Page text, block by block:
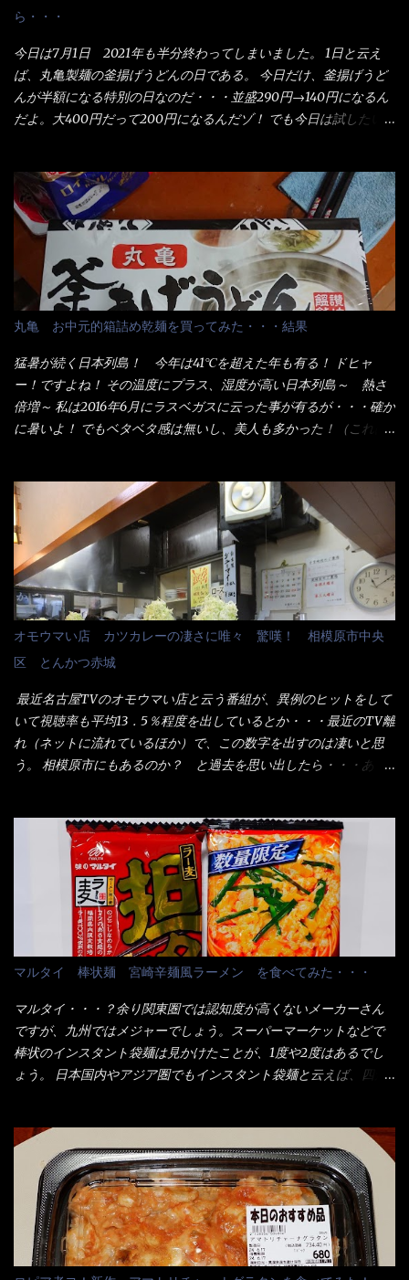
ら・・・
今日は7月1日 2021年も半分終わってしまいました。 1日と云え
ば、丸亀製麺の釜揚げうどんの日である。 今日だけ、釜揚げうど
んが半額になる特別の日なのだ・・・並盛290円→140円になるん
だよ。大400円だって200円になるんだゾ！ でも今日は試したい
でる～ でもコレって食べきるまで湯に浸かっているわけで、最
初と最後では麺の固さというかコシが違う！ だったら湯なんか要
らないじゃん！ 茹で上げ直後の麺だけいいよ！となるでしょ
う。 事前にググって調べたら、やっぱり＜湯無し＞注文は、裏注
文方法としてあるらしい。 それと店員によっては、理解出来ない
者も居るらしい云う事。 そこでランチ混雑前に、行くのが店への
配慮でもある。 11:20 店内に入り・・・『釜揚げうどん得を湯ナ
シで！』と注文したら、近場にいたオッサン店員はキョトンとし
た顔『湯なし？』（これだ全く理解していないな） すると茹で方
の若い女性店員が『いい！いい！！』とオッサンを向こうへやっ
た。 でサッサと、木桶を用意してうどんだけ入れて出して来まし
た。 な～るほど、この事か・・・ で今日の2021年後半1回目のサ
＞サイズを食べられるか？である。 前回も、大しか食べていない
からね、得がどれくらいの満腹度になるのか？ この得サイズの木
桶は、銭湯で使う洗い桶サイズだなぁ～ この木桶サイズに、満々
と湯が注がれていたら食べ進むうちに、麺が伸びてしまうだろ
う。 これなら茹で上がった直後のままで、食べ進められるじゃな
いか！ 別皿で、葱と天かすを満タンに用意して、山葵も2つ。 そ
れに湯が無い利点として、汁が薄まらない！ これだよ、こ
れ！！ 湯があると、うどんと共に汁の方へ湯までも入ってしま
う。つまりラーメンの麺にスープが絡む現象ですな。 結局、伸び
ずに汁も薄らむこともなく・・最後の方で＜だし汁＞を少し追加
しました。 腹イッパイだけど、得サイズは全てお腹の中へ収まっ
たし満足達成度100％ 苦しいと云う事も無いな！ まだ鶏天1個位
は入りそうだね。 と云う事で、今回＜釜揚げうどんの湯無し＞を
試したら、確...
丸亀 お中元的箱詰め乾麺を買ってみた・・・結果
猛暑が続く日本列島！ 今年は41℃を超えた年も有る！ ドヒャ
ー！ですよね！ その温度にプラス、湿度が高い日本列島～ 熱さ
倍増～ 私は2016年6月にラスベガスに云った事が有るが・・・確か
に暑いよ！ でもベタベタ感は無いし、美人も多かった！（これは
中元は、丁度お盆の夏場に日頃お世話になっている方への＜ご挨
拶＞としての贈り物の習慣です。 今では、大分廃れてしまってい
るかと・・・小生もお中元やお歳暮など送った事は無い！（キッ
パリ） まぁ～この慣習が残っているのは、官公庁や超大手企業戦
士（昇進目的）などの世界でしょう。 要は、ゴマスリ・・・てな
感じかな。 丸亀製麺と云えば、大阪誕生→全国区（北海道と沖縄
は？）へ広がった、讃岐饂飩チェーン店大手といっても過言では
無いでしょう。 各店舗で、毎日饂飩を打っているので饂飩好きの
方には店舗に寄って違う！と云う人も居るらしい・・ そんな大手
讃岐饂飩チェーン店と関係があるのか？ 箱詰め乾麺！ このパッ
ケージからすれば、間違いなく贈答用目的でしょう。 そんな贈答
用箱詰め饂飩・・・またもやメガドンキで発見し購入！ 中身は、
この様な状態です。 乾麺の束が6束／一パックになっており、それ
1280円と云った感じです。 で私は幾らで、メガドンキでゲットし
たかって？ それは非常に言いづらい・・・色々と各方面へ忖度し
て、激安だったとだけ申し上げましょう。 早速1袋を大釜で茹で～
ハイ、約15分ほど茹で上げた状態です。 当家には、高齢者がいる
ので少し柔らかく・・・ 茹で上がった饂飩は、お店の饂飩に比べ
＜細い＞です。 どちらかと云えば、稲庭饂飩的な太さですね。 さ
てこれを、どの様に食べるか？ 長葱無かったので、玉葱を刻んで
八王子ラーメン風月見つけうどん！ 冷やし釜あげうどん～です。
ラーメン丼に、冷水を軽く張って饂飩を盛り付け、お椀に昆布出
汁つゆと長葱に山葵です。 これでツルツル～と頂きました。 良い
じゃないか～...
オモウマい店 カツカレーの凄さに唯々 驚嘆！ 相模原市中央
区 とんかつ赤城
最近名古屋TVのオモウマい店と云う番組が、異例のヒットをして
いて視聴率も平均13．5％程度を出しているとか・・・最近のTV離
れ（ネットに流れているほか）で、この数字を出すのは凄いと思
う。 相模原市にもあるのか？ と過去を思い出したら・・・あっ
当している。 まずはこれを見て欲しい！ カウンターに置かれた＜
お皿＞である。 直ぐに気づいたでしょう！ 何かキャベツが山じ
ゃないか！？ ハイ、山です。 これが標準なのです。 普通のとん
かつ屋のキャベツと比べたら、10人前ほどあるか？ 値段的には、
メイン（主流は1,000超）＋定食セット350円程と値段的には、そ
れ程では安い訳でも無いが、客足が絶えない人気店である。 そん
なメニューのなかで、リーズナブルで頂ける＜映え＞るメニュー
が＜カツカレー＞だ！ これです。 当時1,000円税込だった
が・・・今も変わらないと思うけど・・・ これが出てくると、カ
ウンター中からOH～と声が飛ぶ！ 写真は、キャベツ少なめでお願
いしています。 皿のサイズは、直径30cmほどあります。 そこに
ドカ盛のキャベツと御飯にカレーがかかっています。 カレーは辛
ンとした厚さのあるトンカツです。 それも揚げたての熱々です。
これを難なく完食出来なければ、漢では無い！と云っても過言で
はないだろう。 この他も、兎に角ボリューム満点で＜薄カツ＞と
呼ばれるメニューは、トンカツが2枚重ねて出てくるだ！ 1枚が薄
いから、2枚乗せにしたらしいけど・・・
マルタイ 棒状麺 宮崎辛麺風ラーメン を食べてみた・・・
マルタイ・・・？余り関東圏では認知度が高くないメーカーさん
ですが、九州ではメジャーでしょう。スーパーマーケットなどで
棒状のインスタント袋麺は見かけたことが、1度や2度はあるでし
ょう。 日本国内やアジア圏でもインスタント袋麺と云えば、四角
イ棒状ラーメンを、OKストアで見かけ思わず手に取って買い物篭
へ 坦々まぜそばと＜数量限定＞宮崎辛麺風ラーメン オーッといき
なり私の胃袋をグサッと・・・・ 棒状インスタントラーメンの
デビューが決まりました。 か・ら・め・ん・辛麺！ 宮崎辛麺は
チャルメラや日清からも出されている、辛口のラーメンじゃ
ん！！ 酸っぱくしたら、酸辣湯麺？なんてね。 よし今日のサラ
メシは、宮崎辛麺にしよう！ それではまず袋を開けると・・・ な